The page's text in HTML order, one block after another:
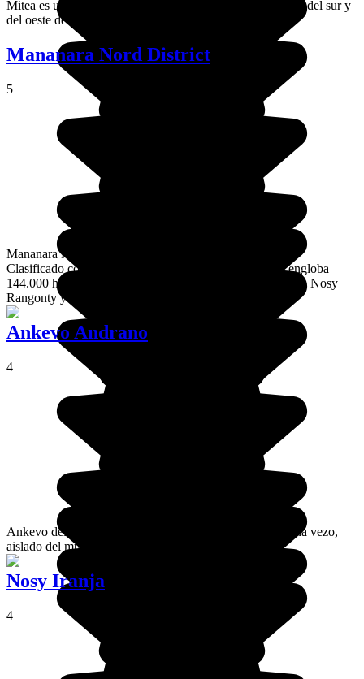
Mitea es un espacio de transición entre las biodiversidades del sur y
del oeste de la Gran Isla.
Mananara Nord District
5
Mananara Nord es un parque nacional terrestre y marino.
Clasificado como reserva de la biosfera por la Unesco, engloba
144.000 hectáreas repartidas en tres islotes Nosy Antafana, Nosy
Rangonty y Nosy Hely.
Ankevo Andrano
4
Ankevo del Mar es un pueblecito de pescadores de la etnia vezo,
aislado del mundo, en las costas soleadas de Menabe.
Nosy Iranja
4